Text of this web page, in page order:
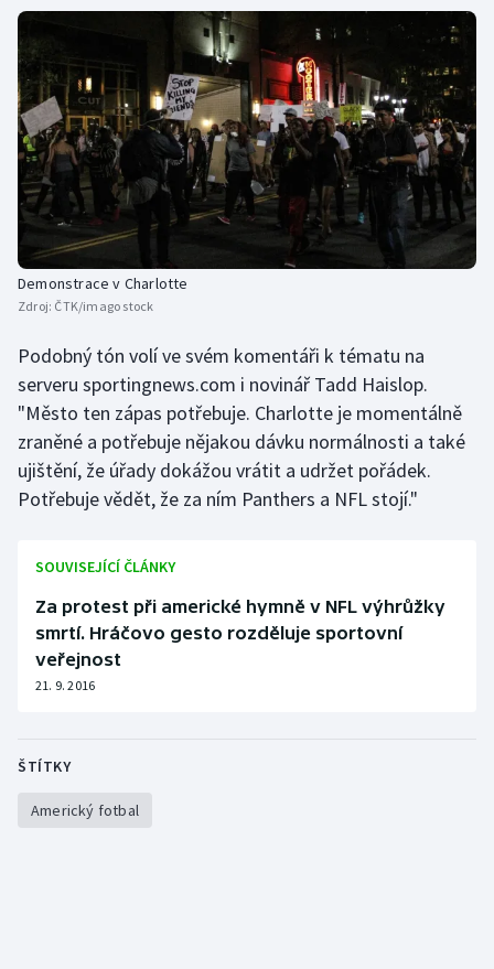
Demonstrace v Charlotte
Zdroj: ČTK/imago stock
Podobný tón volí ve svém komentáři k tématu na
serveru sportingnews.com i novinář Tadd Haislop.
"Město ten zápas potřebuje. Charlotte je momentálně
zraněné a potřebuje nějakou dávku normálnosti a také
ujištění, že úřady dokážou vrátit a udržet pořádek.
Potřebuje vědět, že za ním Panthers a NFL stojí."
SOUVISEJÍCÍ ČLÁNKY
Za protest při americké hymně v NFL výhrůžky
smrtí. Hráčovo gesto rozděluje sportovní
veřejnost
21. 9. 2016
ŠTÍTKY
Americký fotbal